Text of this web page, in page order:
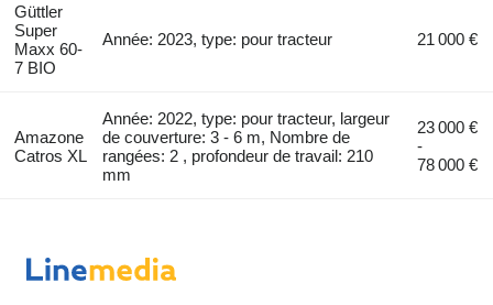
Güttler
Super
Maxx 60-
7 BIO
Année: 2023, type: pour tracteur 21 000 €
Amazone
Catros XL
Année: 2022, type: pour tracteur, largeur
de couverture: 3 - 6 m, Nombre de
rangées: 2 , profondeur de travail: 210
mm
23 000 €
-
78 000 €